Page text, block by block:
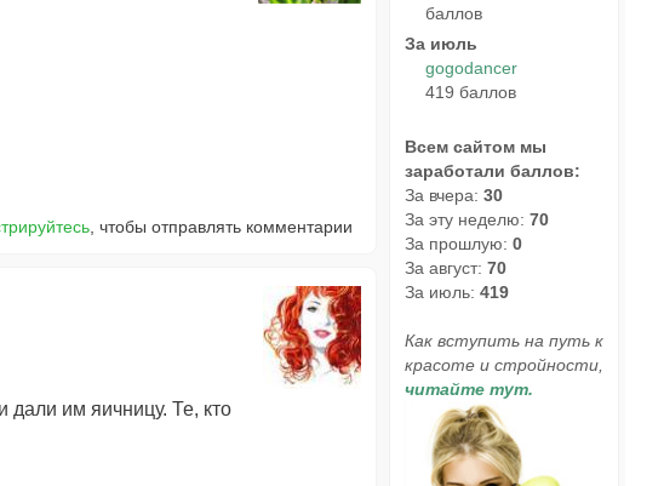
, чтобы отправлять комментарии
дали им яичницу. Те, кто
баллов
За июль
gogodancer
419 баллов
Всем сайтом мы
заработали баллов:
За вчера: 30
За эту неделю: 70
За прошлую: 0
За август: 70
За июль: 419
Как вступить на путь к
красоте и стройности,
читайте тут.